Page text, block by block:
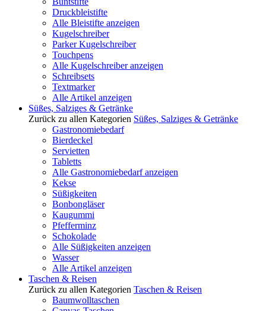
Druckbleistifte
Alle Bleistifte anzeigen
Kugelschreiber
Parker Kugelschreiber
Touchpens
Alle Kugelschreiber anzeigen
Schreibsets
Textmarker
Alle Artikel anzeigen
Süßes, Salziges & Getränke
Zurück zu allen Kategorien Süßes, Salziges & Getränke
Gastronomiebedarf
Bierdeckel
Servietten
Tabletts
Alle Gastronomiebedarf anzeigen
Kekse
Süßigkeiten
Bonbongläser
Kaugummi
Pfefferminz
Schokolade
Alle Süßigkeiten anzeigen
Wasser
Alle Artikel anzeigen
Taschen & Reisen
Zurück zu allen Kategorien Taschen & Reisen
Baumwolltaschen